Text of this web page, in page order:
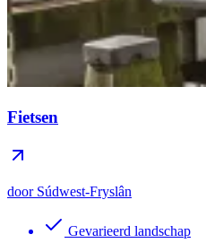
Fietsen
door Súdwest-Fryslân
Gevarieerd landschap